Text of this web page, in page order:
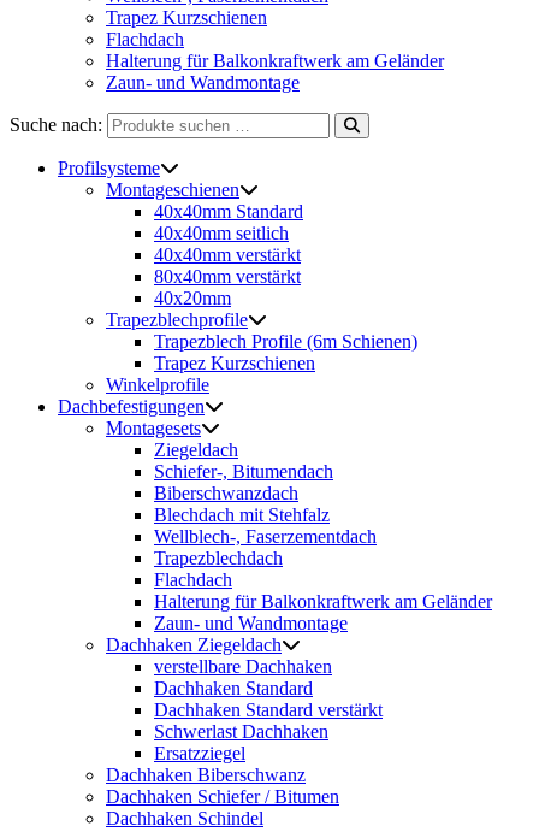
Trapez Kurzschienen
Flachdach
Halterung für Balkonkraftwerk am Geländer
Zaun- und Wandmontage
Suche nach:
Profilsysteme
Montageschienen
40x40mm Standard
40x40mm seitlich
40x40mm verstärkt
80x40mm verstärkt
40x20mm
Trapezblechprofile
Trapezblech Profile (6m Schienen)
Trapez Kurzschienen
Winkelprofile
Dachbefestigungen
Montagesets
Ziegeldach
Schiefer-, Bitumendach
Biberschwanzdach
Blechdach mit Stehfalz
Wellblech-, Faserzementdach
Trapezblechdach
Flachdach
Halterung für Balkonkraftwerk am Geländer
Zaun- und Wandmontage
Dachhaken Ziegeldach
verstellbare Dachhaken
Dachhaken Standard
Dachhaken Standard verstärkt
Schwerlast Dachhaken
Ersatzziegel
Dachhaken Biberschwanz
Dachhaken Schiefer / Bitumen
Dachhaken Schindel